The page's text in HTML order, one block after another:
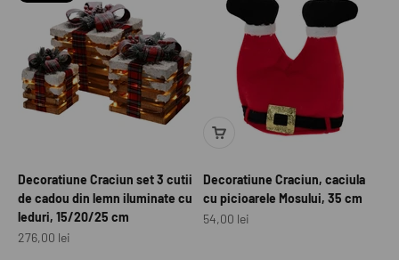
Decoratiune Craciun set 3 cutii
de cadou din lemn iluminate cu
leduri, 15/20/25 cm
Preț redus
276,00 lei
Decoratiune Craciun, caciula
cu picioarele Mosului, 35 cm
Preț redus
54,00 lei